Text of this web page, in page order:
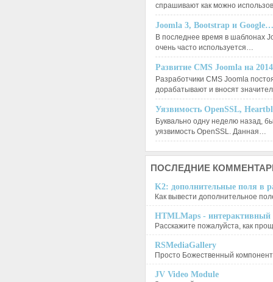
спрашивают как можно
Joomla 3, Bootstrap и Google…
В последнее время в шаблонах
очень часто используется…
Развитие CMS Joomla на
Разработчики CMS Joomla
дорабатывают и вносят
Уязвимость OpenSSL,
Буквально одну неделю назад,
уязвимость OpenSSL. Данная…
ПОСЛЕДНИЕ
K2: дополнительные поля в
Как вывести дополнительное
HTMLMaps - интерактивный
Расскажите пожалуйста, как
RSMediaGallery
Просто Божественный
JV Video Module